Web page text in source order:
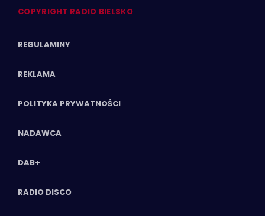
COPYRIGHT RADIO BIELSKO
REGULAMINY
REKLAMA
POLITYKA PRYWATNOŚCI
NADAWCA
DAB+
RADIO DISCO